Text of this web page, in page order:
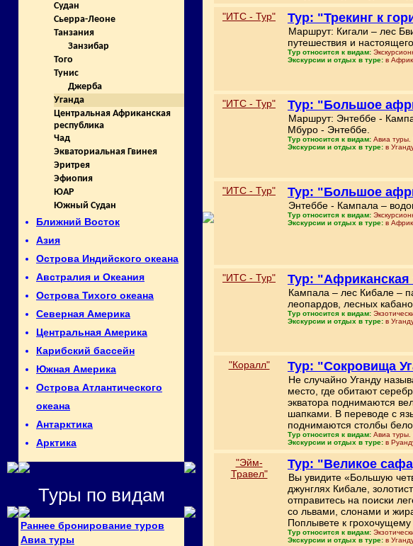
Судан
Сьерра-Леоне
Танзания
Занзибар
Того
Тунис
Джерба
Уганда
Центральная Африканская
республика
Чад
Экваториальная Гвинея
Эритрея
Эфиопия
ЮАР
Южный Судан
Ближний Восток
Азия
Острова Индийского океана
Австралия и Океания
Острова Тихого океана
Северная Америка
Центральная Америка
Карибский бассейн
Южная Америка
Острова Атлантического
океана
Антарктика
Арктика
Туры по видам
Раннее бронирование туров
Авиа туры
"ИТС - Тур" Тур: "Трекинг к
Маршрут: Кигали – лес
путешествия и
Тур относится к видам:
Экскурсии и отдых в туре: в
"ИТС - Тур" Тур: "Большое
Маршрут: Энтеббе -
Мбуро - Энтеббе.
Тур относится к видам: Авиа туры.
Экскурсии и отдых в туре: в
"ИТС - Тур" Тур: "Большое
Энтеббе - Кампала –
Тур относится к видам:
Экскурсии и отдых в туре: в
"ИТС - Тур" Тур: "Африканская
Кампала – лес Кибале –
леопардов, лесных
Тур относится к видам:
Экскурсии и отдых в туре: в
"Коралл" Тур: "Сокровища
Не случайно Уганду
место, где обитают
экватора поднимаются
шапками. В переводе с
поднимаются столбы
Тур относится к видам: Авиа туры.
Экскурсии и отдых в туре: в
"Эйм-
Травел"
Тур: "Великое
Вы увидите «Большую
джунглях Кибале,
отправитесь на поиски
со львами, слонами и
Поплывете к грохочущему
Тур относится к видам:
Экскурсии и отдых в туре: в